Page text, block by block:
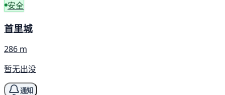
安全
首里城
286 m
暂无出没
通知